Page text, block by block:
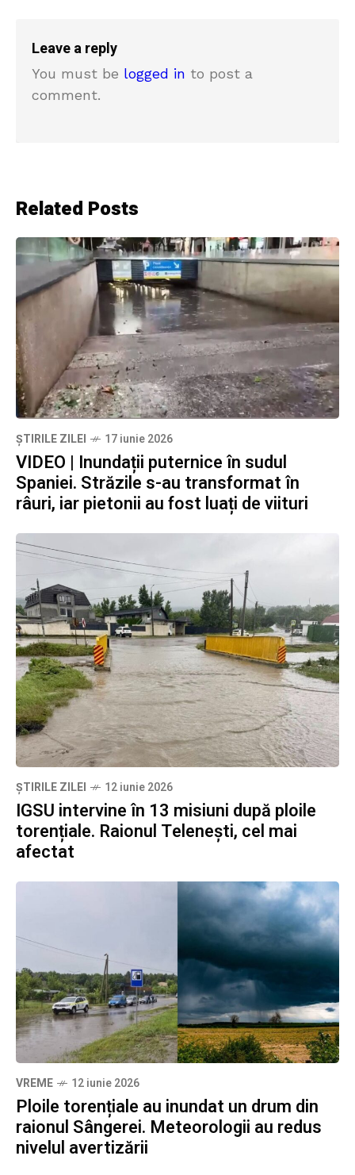
Leave a reply
You must be logged in to post a
comment.
Related Posts
ȘTIRILE ZILEI 17 iunie 2026
VIDEO | Inundații puternice în sudul
Spaniei. Străzile s-au transformat în
râuri, iar pietonii au fost luați de viituri
ȘTIRILE ZILEI 12 iunie 2026
IGSU intervine în 13 misiuni după ploile
torențiale. Raionul Telenești, cel mai
afectat
VREME 12 iunie 2026
Ploile torențiale au inundat un drum din
raionul Sângerei. Meteorologii au redus
nivelul avertizării